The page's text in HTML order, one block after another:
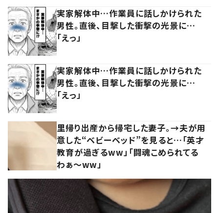
実家解体中…作業員に話しかけられた
男性。直後、目撃した衝撃の光景に…
「えっ」
実家解体中…作業員に話しかけられた
男性。直後、目撃した衝撃の光景に…
「えっ」
里帰り出産から帰宅した妻子。→夫が用
意した“ベビーベッド”を見ると…「英才
教育が過ぎるww」「闘魂こめられてる
わぁ～ww」